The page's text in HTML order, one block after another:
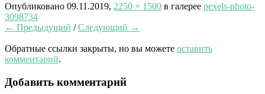
Опубликовано 09.11.2019, 2250 × 1500 в галерее pexels-photo-
3098734
← Предыдущий /Следующий →
Обратные ссылки закрыты, но вы можете оставить
комментарий.
Добавить комментарий